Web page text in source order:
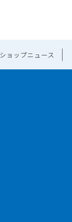
ョップニュース